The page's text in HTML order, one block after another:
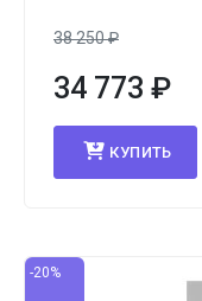
38 250₽
34 773 ₽
КУПИТЬ
-20%